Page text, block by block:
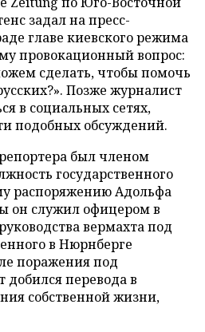
задал на пресс-
главе киевского режима
провокационный вопрос:
сделать, чтобы помочь
Позже журналист
в социальных сетях,
подобных обсуждений.
был членом
государственного
распоряжению Адольфа
он служил офицером в
вермахта под
в Нюрнберге
поражения под
добился перевода в
собственной жизни,